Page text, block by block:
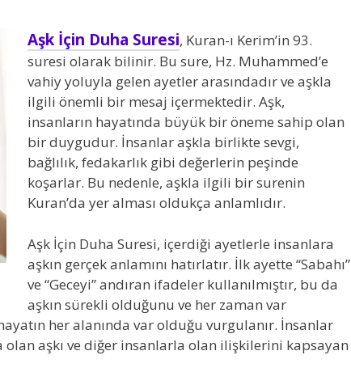
Aşk İçin Duha Suresi, Kuran-ı Kerim’in 93.
suresi olarak bilinir. Bu sure, Hz. Muhammed’e
vahiy yoluyla gelen ayetler arasındadır ve aşkla
ilgili önemli bir mesaj içermektedir. Aşk,
insanların hayatında büyük bir öneme sahip olan
bir duygudur. İnsanlar aşkla birlikte sevgi,
bağlılık, fedakarlık gibi değerlerin peşinde
koşarlar. Bu nedenle, aşkla ilgili bir surenin
Kuran’da yer alması oldukça anlamlıdır.
Aşk İçin Duha Suresi, içerdiği ayetlerle insanlara
aşkın gerçek anlamını hatırlatır. İlk ayette “Sabahı”
ve “Geceyi” andıran ifadeler kullanılmıştır, bu da
aşkın sürekli olduğunu ve her zaman var
her alanında var olduğu vurgulanır. İnsanlar
olan aşkı ve diğer insanlarla olan ilişkilerini kapsayan